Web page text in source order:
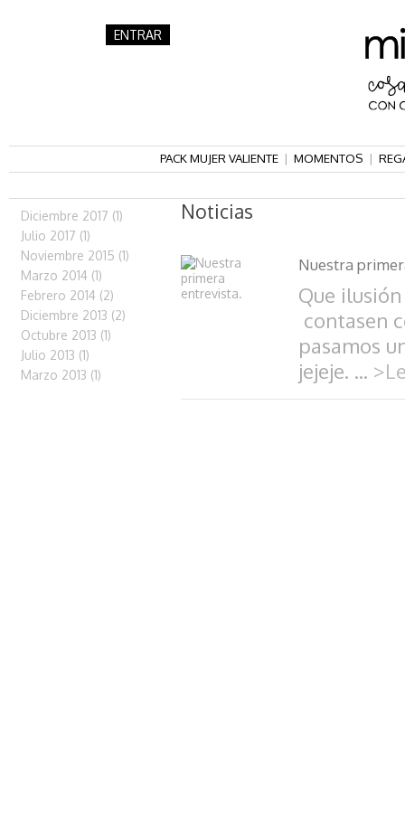
ENTRAR
PACK MUJER VALIENTE | MOMENTOS |
Diciembre 2017 (1)
Julio 2017 (1)
Noviembre 2015 (1)
Marzo 2014 (1)
Febrero 2014 (2)
Diciembre 2013 (2)
Octubre 2013 (1)
Julio 2013 (1)
Marzo 2013 (1)
Noticias
Nuestra
Que
contasen
pasamos
jejeje. ...